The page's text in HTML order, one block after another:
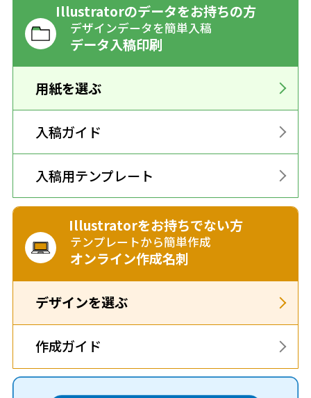
Illustratorのデータをお持ちの方
デザインデータを簡単入稿
データ入稿印刷
用紙を選ぶ
入稿ガイド
入稿用テンプレート
Illustratorをお持ちでない方
テンプレートから簡単作成
オンライン作成名刺
デザインを選ぶ
作成ガイド